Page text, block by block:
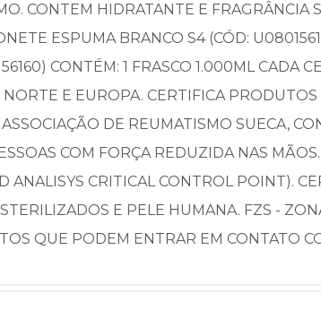
CONTEM HIDRATANTE E FRAGRÂNCIA
ESPUMA BRANCO S4 (CÓD:
CONTÉM: 1 FRASCO 1.000ML CADA
E EUROPA. CERTIFICA
DE REUMATISMO SUECA,
COM FORÇA REDUZIDA NAS
ANALISYS CRITICAL CONTROL POINT).
E PELE HUMANA. FZS -
QUE PODEM ENTRAR EM CONTATO